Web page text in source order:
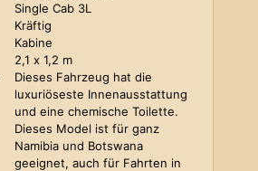
Single Cab 3L
Kräftig
Kabine
2,1 x 1,2 m
Dieses Fahrzeug hat die
luxuriöseste Innenausstattung
und eine chemische Toilette.
Dieses Model ist für ganz
Namibia und Botswana
geeignet, auch für Fahrten in